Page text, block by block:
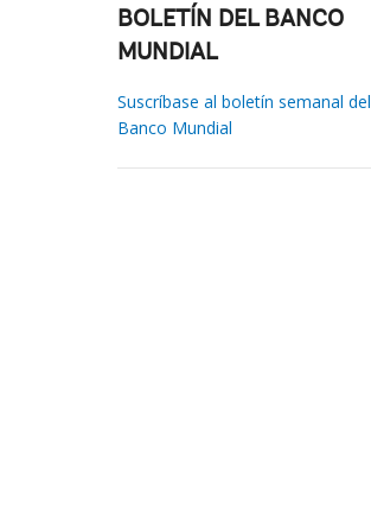
BOLETÍN DEL BANCO
MUNDIAL
Suscríbase al boletín semanal del
Banco Mundial